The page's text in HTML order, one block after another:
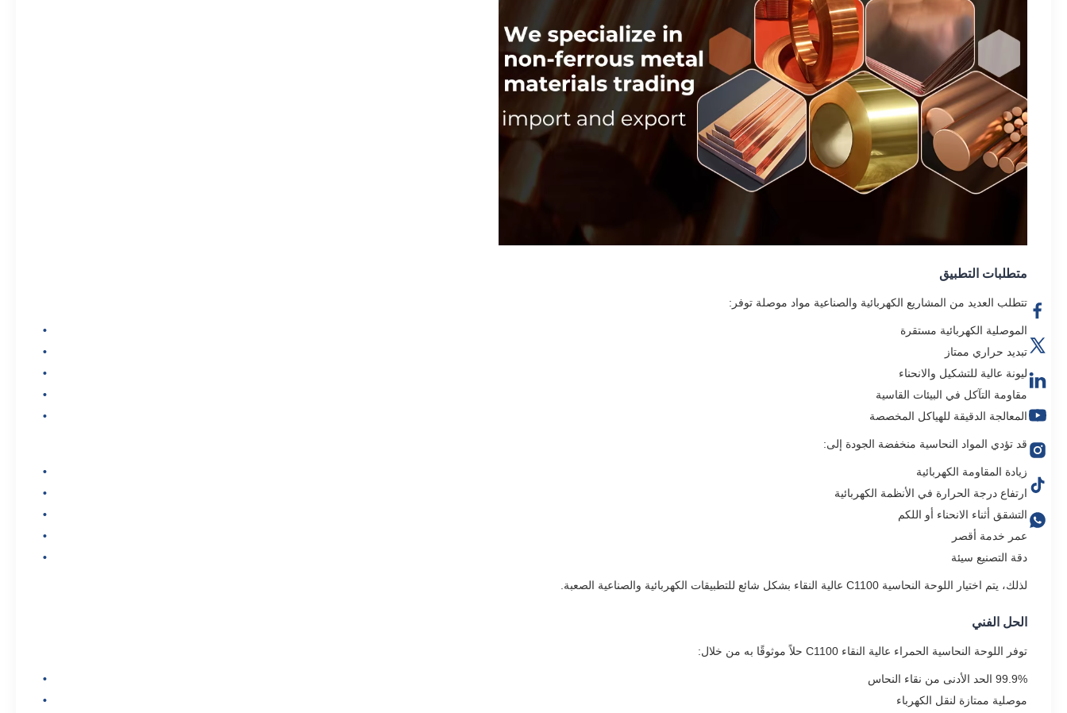
متطلبات التطبيق
تتطلب العديد من المشاريع الكهربائية والصناعية مواد موصلة توفر:
الموصلية الكهربائية مستقرة
تبديد حراري ممتاز
ليونة عالية للتشكيل والانحناء
مقاومة التآكل في البيئات القاسية
المعالجة الدقيقة للهياكل المخصصة
قد تؤدي المواد النحاسية منخفضة الجودة إلى:
زيادة المقاومة الكهربائية
ارتفاع درجة الحرارة في الأنظمة الكهربائية
التشقق أثناء الانحناء أو اللكم
عمر خدمة أقصر
دقة التصنيع سيئة
لذلك، يتم اختيار اللوحة النحاسية C1100 عالية النقاء بشكل شائع للتطبيقات الكهربائية والصناعية الصعبة.
الحل الفني
توفر اللوحة النحاسية الحمراء عالية النقاء C1100 حلاً موثوقًا به من خلال:
99.9% الحد الأدنى من نقاء النحاس
موصلية ممتازة لنقل الكهرباء